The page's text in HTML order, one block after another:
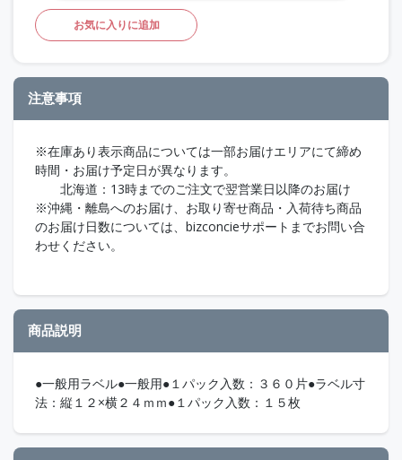
お気に入りに追加
注意事項
※在庫あり表示商品については一部お届けエリアにて締め
時間・お届け予定日が異なります。
北海道：13時までのご注文で翌営業日以降のお届け
※沖縄・離島へのお届け、お取り寄せ商品・入荷待ち商品
のお届け日数については、bizconcieサポートまでお問い合
わせください。
商品説明
●一般用ラベル●一般用●１パック入数：３６０片●ラベル寸
法：縦１２×横２４ｍｍ●１パック入数：１５枚